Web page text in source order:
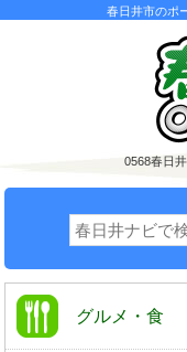
春日井市のポ
0568春日
グルメ・食